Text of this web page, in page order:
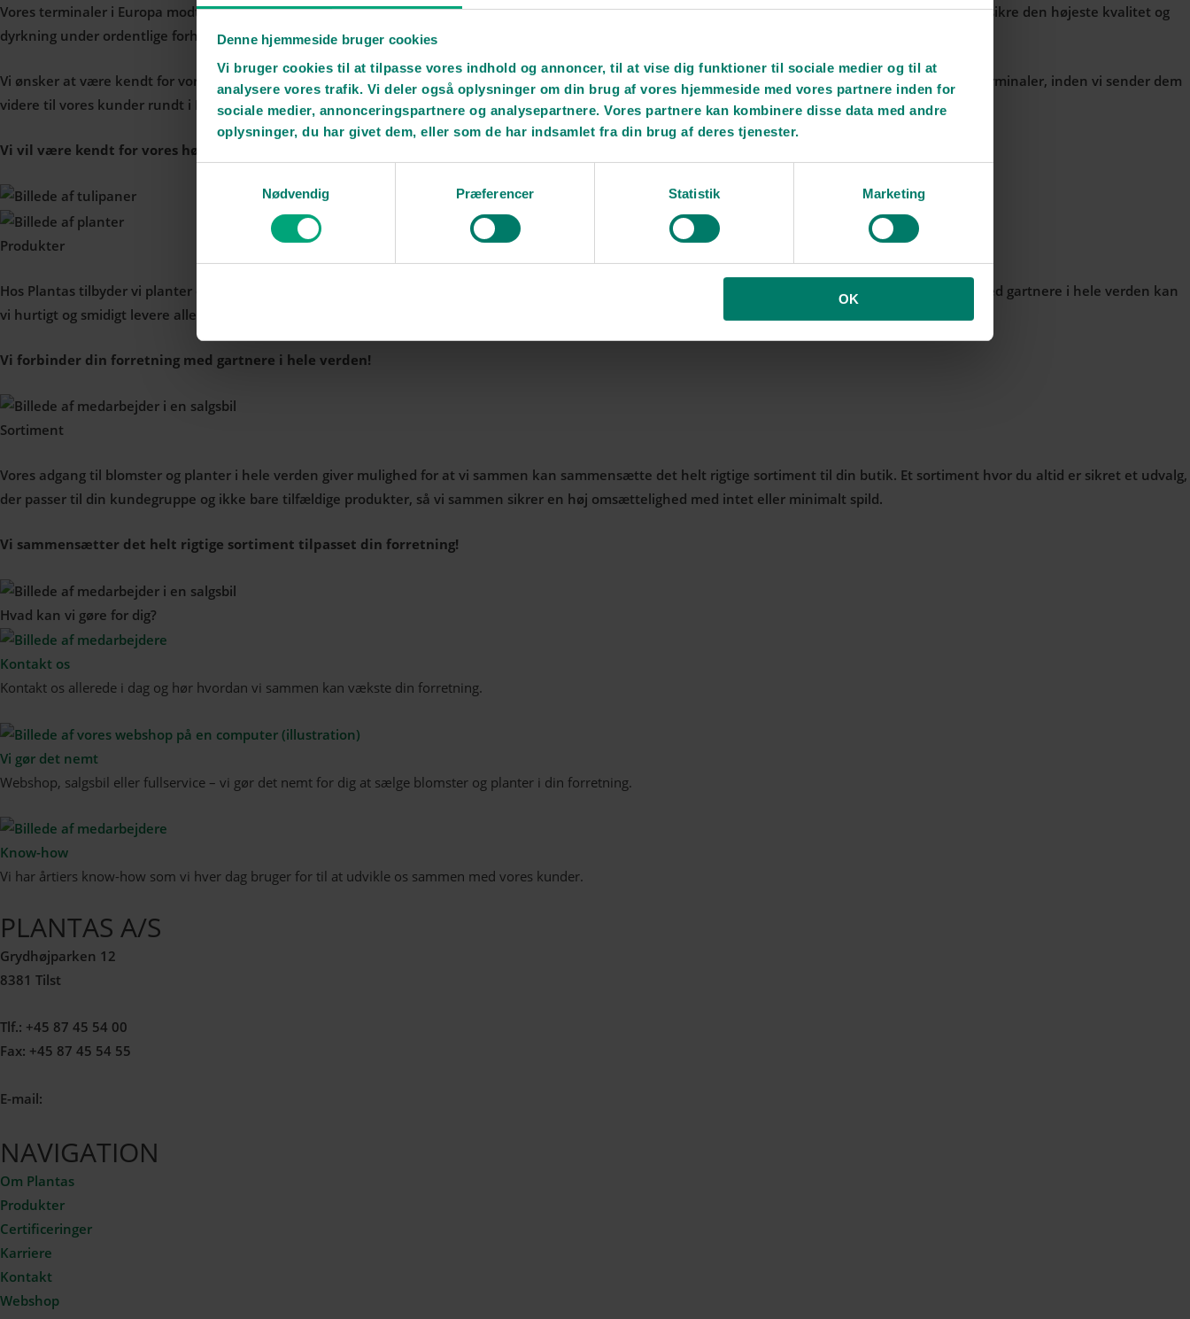
Denne hjemmeside bruger cookies
Vi bruger cookies til at tilpasse vores indhold og annoncer, til at vise dig funktioner til sociale medier og til at
analysere vores trafik. Vi deler også oplysninger om din brug af vores hjemmeside med vores partnere inden for
sociale medier, annonceringspartnere og analysepartnere. Vores partnere kan kombinere disse data med andre
oplysninger, du har givet dem, eller som de har indsamlet fra din brug af deres tjenester.
Nødvendig
Præferencer Statistik Marketing
OK
Vores terminaler i Europa modtager året rundt flere millioner planter og blomster fra gartnere i hele verden, som er nøje udvalgt af vores indkøbere for at sikre den højeste kvalitet og
dyrkning under ordentlige forhold.
Vi ønsker at være kendt for vores høje kvalitet af produkter. Derfor foretager vi hele tiden visuelle kontroller af produkterne, når de ankommer til vores terminaler, inden vi sender dem
videre til vores kunder rundt i Danmark og resten af Europa.
Vi vil være kendt for vores høje kvalitet!
Produkter
Hos Plantas tilbyder vi planter og blomster fra hele verden lige fra små potteplanter til 120 år gamle oliventræer. Gennem vores netværk og samarbejde med gartnere i hele verden kan
vi hurtigt og smidigt levere alle typer af planter og blomster i højeste kvalitet til din forretning.
Vi forbinder din forretning med gartnere i hele verden!
Sortiment
Vores adgang til blomster og planter i hele verden giver mulighed for at vi sammen kan sammensætte det helt rigtige sortiment til din butik. Et sortiment hvor du altid er sikret et udvalg,
der passer til din kundegruppe og ikke bare tilfældige produkter, så vi sammen sikrer en høj omsættelighed med intet eller minimalt spild.
Vi sammensætter det helt rigtige sortiment tilpasset din forretning!
Hvad kan vi gøre for dig?
Kontakt os
Kontakt os allerede i dag og hør hvordan vi sammen kan vækste din forretning.
Vi gør det nemt
Webshop, salgsbil eller fullservice – vi gør det nemt for dig at sælge blomster og planter i din forretning.
Know-how
Vi har årtiers know-how som vi hver dag bruger for til at udvikle os sammen med vores kunder.
PLANTAS A/S
Grydhøjparken 12
8381 Tilst
Tlf.: +45 87 45 54 00
Fax: +45 87 45 54 55
E-mail:
NAVIGATION
Om Plantas
Produkter
Certificeringer
Karriere
Kontakt
Webshop